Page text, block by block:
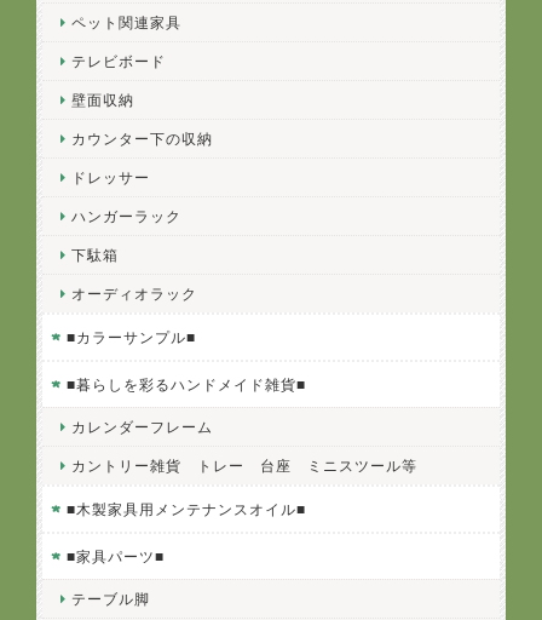
ペット関連家具
テレビボード
壁面収納
カウンター下の収納
ドレッサー
ハンガーラック
下駄箱
オーディオラック
■カラーサンプル■
■暮らしを彩るハンドメイド雑貨■
カレンダーフレーム
カントリー雑貨 トレー 台座 ミニスツール等
■木製家具用メンテナンスオイル■
■家具パーツ■
テーブル脚